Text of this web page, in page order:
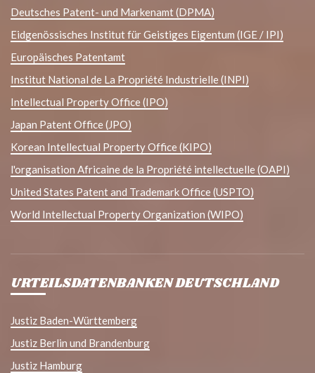
Deutsches Patent- und Markenamt (DPMA)
Eidgenössisches Institut für Geistiges Eigentum (IGE / IPI)
Europäisches Patentamt
Institut National de La Propriété Industrielle (INPI)
Intellectual Property Office (IPO)
Japan Patent Office (JPO)
Korean Intellectual Property Office (KIPO)
l'organisation Africaine de la Propriété intellectuelle (OAPI)
United States Patent and Trademark Office (USPTO)
World Intellectual Property Organization (WIPO)
URTEILSDATENBANKEN DEUTSCHLAND
Justiz Baden-Württemberg
Justiz Berlin und Brandenburg
Justiz Hamburg